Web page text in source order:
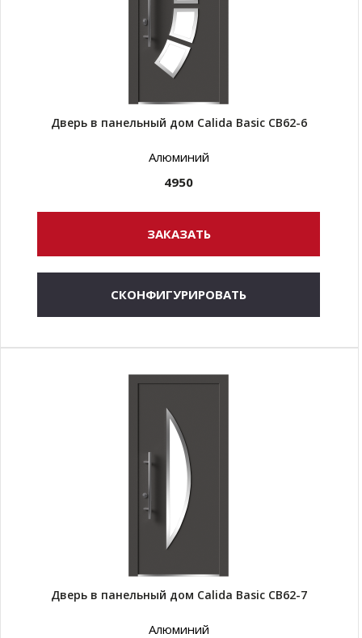
Дверь в панельный дом Calida Basic CB62-6
Алюминий
4950
ЗАКАЗАТЬ
СКОНФИГУРИРОВАТЬ
Дверь в панельный дом Calida Basic CB62-7
Алюминий